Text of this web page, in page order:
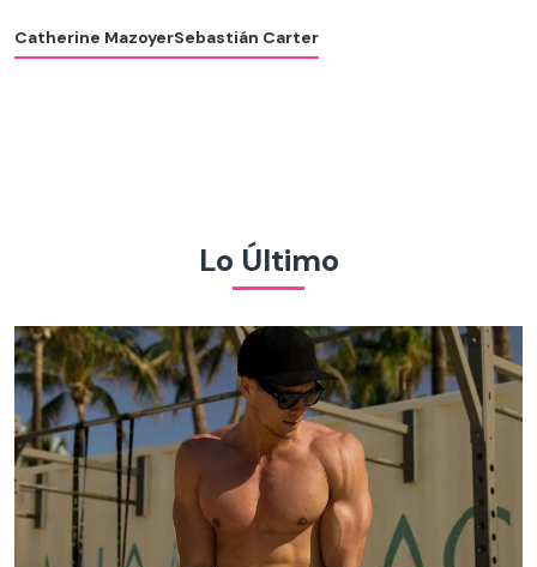
Catherine MazoyerSebastián Carter
Lo Último